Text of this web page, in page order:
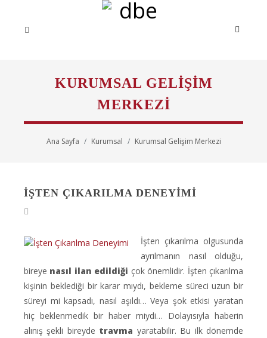
KURUMSAL GELIŞIM
MERKEZI
Ana Sayfa Kurumsal Kurumsal Gelişim Merkezi
İŞTEN ÇIKARILMA DENEYIMI
İşten çıkarılma olgusunda
ayrılmanın nasıl olduğu,
bireye nasıl ilan edildiği çok önemlidir. İşten çıkarılma
kişinin beklediği bir karar mıydı, bekleme süreci uzun bir
süreyi mi kapsadı, nasıl aşıldı… Veya şok etkisi yaratan
hiç beklenmedik bir haber miydi… Dolayısıyla haberin
alınış şekli bireyde travma yaratabilir. Bu ilk dönemde